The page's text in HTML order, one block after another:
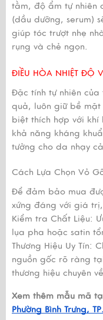
tằm, độ ẩm tự nhiên
(dầu dưỡng, serum)
giúp tóc trượt nhẹ
rụng và chẻ ngọn.
ĐIỀU HÒA NHIỆT ĐỘ
Đặc tính tự nhiên
quả, luôn giữ bề
biệt thích hợp với khí
khả năng kháng
tưởng cho da nhạy
Cách Lựa Chọn Vỏ
Để đảm bảo mua
xứng đáng với giá
Kiểm tra Chất Liệu:
lụa pha hoặc satin
Thương Hiệu Uy Tín:
nguồn gốc rõ ràng
thương hiệu chuyên
Xem thêm mẫu mã
Phường Bình Trưng,